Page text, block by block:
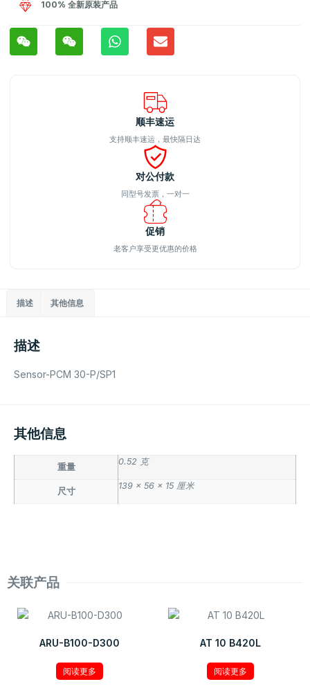
100% 全新原装产品
顺丰速运
支持顺丰速运，最快隔日达
对公付款
同型号发票，一对一
促销
老客户享受更优惠的价格
描述 其他信息
描述
Sensor-PCM 30-P/SP1
其他信息
重量
0.52 克
尺寸
139 × 56 × 15 厘米
关联产品
ARU-B100-D300
阅读更多
AT 10 B420L
阅读更多